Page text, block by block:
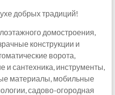
добрых традиций!
домостроения,
конструкции и
ворота,
и сантехника, инструменты,
материалы, мобильные
садово-огородная